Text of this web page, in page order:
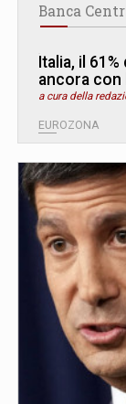
Banca
Italia, il
ancora con
a cura della
EUROZONA